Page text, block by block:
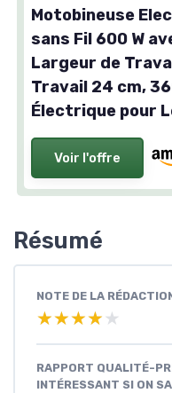
Motobineuse
sans Fil 600 W
Largeur de
Travail 24 cm,
Électrique pour
Voir l'offre
Résumé
NOTE DE LA
★★★★★
★★★★★
RAPPORT QUALITÉ-
INTÉRESSANT SI ON